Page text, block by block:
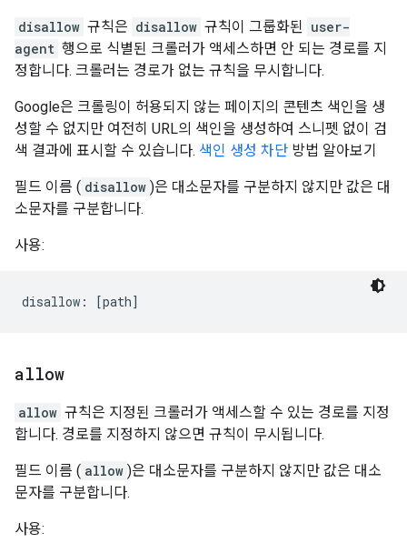
disallow 규칙은 disallow 규칙이 그룹화된 user-
agent 행으로 식별된 크롤러가 액세스하면 안 되는 경로를 지
정합니다. 크롤러는 경로가 없는 규칙을 무시합니다.
Google은 크롤링이 허용되지 않는 페이지의 콘텐츠 색인을 생
성할 수 없지만 여전히 URL의 색인을 생성하여 스니펫 없이 검
색 결과에 표시할 수 있습니다. 색인 생성 차단 방법 알아보기
필드 이름 ( disallow )은 대소문자를 구분하지 않지만 값은 대
소문자를 구분합니다.
사용:
allow
allow 규칙은 지정된 크롤러가 액세스할 수 있는 경로를 지정
합니다. 경로를 지정하지 않으면 규칙이 무시됩니다.
필드 이름 ( allow )은 대소문자를 구분하지 않지만 값은 대소
문자를 구분합니다.
사용: